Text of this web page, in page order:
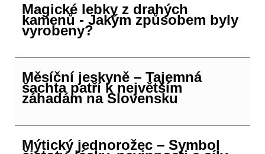
Magické lebky z drahých
kamenů - Jakým způsobem byly
vyrobeny?
Měsíční jeskyně – Tajemná
šachta patří k největším
záhadám na Slovensku
Mýtický jednorožec – Symbol